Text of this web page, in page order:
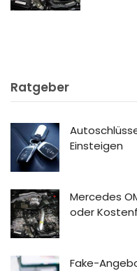
Ratgeber
Einsteigen
Mercedes
oder
Fake-